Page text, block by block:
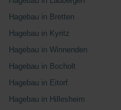
Hagebau in Bretten
Hagebau in Kyritz
Hagebau in Winnenden
Hagebau in Bocholt
Hagebau in Eitorf
Hagebau in Hillesheim